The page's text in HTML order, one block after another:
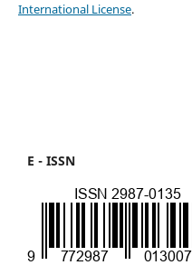
International License.
E - ISSN